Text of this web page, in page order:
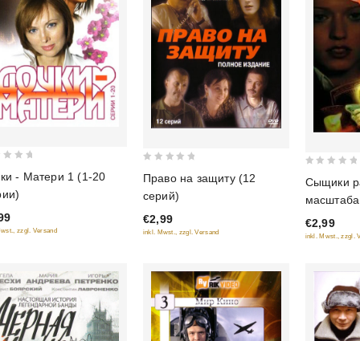
- Матери 1 (1-20
zzgl. Versand
out
of
5
Право на защиту (12
серий)
€2,99
inkl. Mwst., zzgl. Versand
of
5
Сыщики
масштаба
€2,99
inkl. Mwst., zzgl.